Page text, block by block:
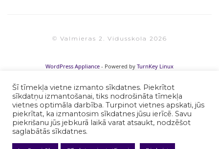
© Valmieras 2. Vidusskola 2026
Šī tīmekļa vietne izmanto sīkdatnes. Piekrītot
sīkdatņu izmantošanai, tiks nodrošināta tīmekļa
vietnes optimāla darbība. Turpinot vietnes apskati, jūs
piekrītat, ka izmantosim sīkdatnes jūsu ierīcē. Savu
piekrišanu jūs jebkurā laikā varat atsaukt, nodzēšot
saglabātās sīkdatnes.
WordPress Appliance - Powered by TurnKey Linux